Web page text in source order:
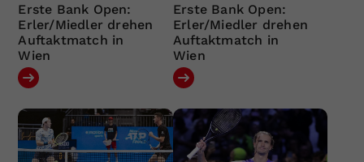
Erste Bank Open:
Erler/Miedler drehen
Auftaktmatch in
Wien
Erste Bank Open:
Erler/Miedler drehen
Auftaktmatch in
Wien